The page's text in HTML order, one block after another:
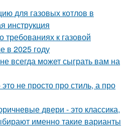
для газовых котлов в
инструкция
требованиях к газовой
в 2025 году
всегда может сыграть вам на
не просто про стиль, а про
двери - это классика,
именно такие варианты